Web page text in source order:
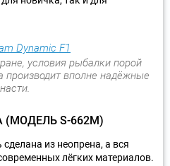
условия рыбалки порой
вполне надёжные
(МОДЕЛЬ S-662M)
из неопрена, а вся
лёгких материалов.